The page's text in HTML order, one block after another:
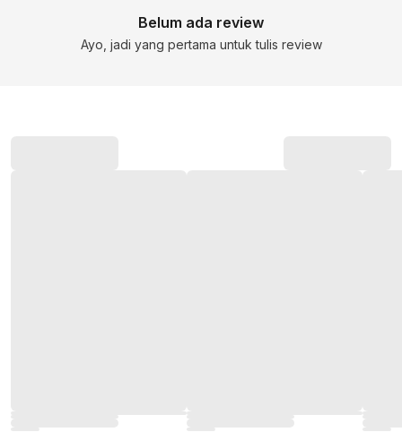
Belum ada review
Ayo, jadi yang pertama untuk tulis review